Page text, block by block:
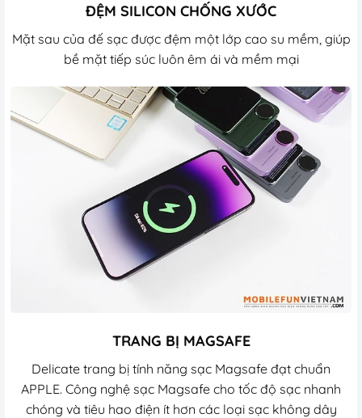
ĐỆM SILICON CHỐNG XƯỚC
Mặt sau của đế sạc được đệm một lớp cao su mềm, giúp
bề mặt tiếp súc luôn êm ái và mềm mại
TRANG BỊ MAGSAFE
Delicate trang bị tính năng sạc Magsafe đạt chuẩn
APPLE. Công nghệ sạc Magsafe cho tốc độ sạc nhanh
chóng và tiêu hao điện ít hơn các loại sạc không dây